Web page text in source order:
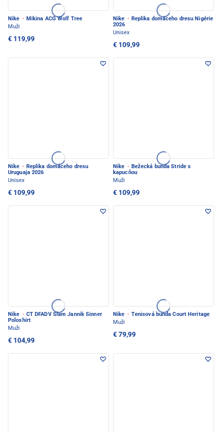
Nike · Mikina ACG Wolf Tree
Muži
€ 119,99
Nike · Replika domáceho dresu Nigérie
2026
Unisex
€ 109,99
Nike · Replika domáceho dresu
Uruguaja 2026
Unisex
€ 109,99
Nike · Bežecká bunda Stride s
kapucňou
Muži
€ 109,99
Nike · CT DFADV Slam Jannik Sinner
Poloshirt
Muži
€ 104,99
Nike · Tenisová bunda Court Heritage
Muži
€ 79,99